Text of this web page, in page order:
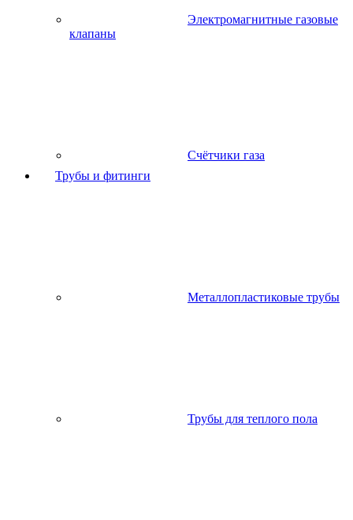
Электромагнитные газовые
клапаны
Счётчики газа
Трубы и фитинги
Металлопластиковые трубы
Трубы для теплого пола